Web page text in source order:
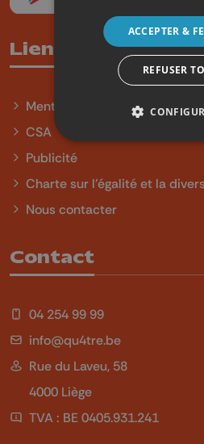
Liens utiles
Mentions légales
CSA
Publicité
Charte sur l'égalité et la
Nous contacter
Contact
04 254 99 99
info@qu4tre.be
Rue du Laveu, 58
4000 Liège
TVA : BE 0405.931.241
ACCEPTER &
REFUSER